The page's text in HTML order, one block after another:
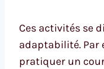
Ces activités se
adaptabilité. Par
pratiquer un